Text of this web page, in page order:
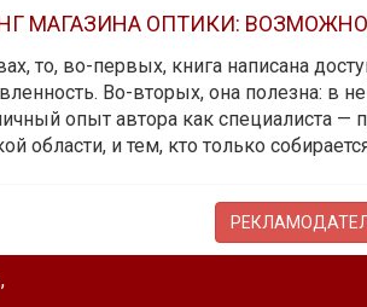
МАГАЗИНА ОПТИКИ:
то, во-первых, книга написана
Во-вторых, она полезна: в
опыт автора как специалиста —
области, и тем, кто только